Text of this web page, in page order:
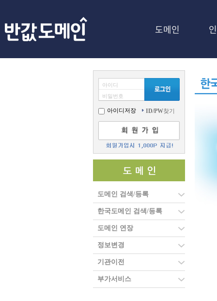
도메인
아이디
비밀번호
아이디저장 ID/PW찾기
도메인 검색/등록
한국도메인 검색/등록
도메인 연장
정보변경
기관이전
부가서비스